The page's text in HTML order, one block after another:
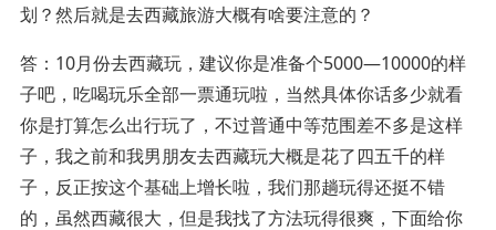
划？然后就是去西藏旅游大概有啥要注意的？
答：10月份去西藏玩，建议你是准备个5000—10000的样
子吧，吃喝玩乐全部一票通玩啦，当然具体你话多少就看
你是打算怎么出行玩了，不过普通中等范围差不多是这样
子，我之前和我男朋友去西藏玩大概是花了四五千的样
子，反正按这个基础上增长啦，我们那趟玩得还挺不错
的，虽然西藏很大，但是我找了方法玩得很爽，下面给你